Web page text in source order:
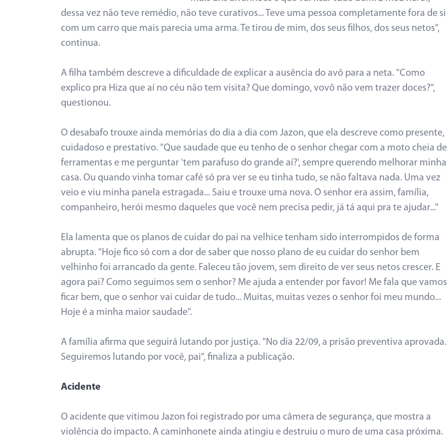
dessa vez não teve remédio, não teve curativos... Teve uma pessoa completamente fora de si
com um carro que mais parecia uma arma. Te tirou de mim, dos seus filhos, dos seus netos",
continua.
A filha também descreve a dificuldade de explicar a ausência do avô para a neta. "Como
explico pra Hiza que aí no céu não tem visita? Que domingo, vovô não vem trazer doces?",
questionou.
O desabafo trouxe ainda memórias do dia a dia com Jazon, que ela descreve como presente,
cuidadoso e prestativo. "Que saudade que eu tenho de o senhor chegar com a moto cheia de
ferramentas e me perguntar 'tem parafuso do grande aí?', sempre querendo melhorar minha
casa. Ou quando vinha tomar café só pra ver se eu tinha tudo, se não faltava nada. Uma vez
veio e viu minha panela estragada... Saiu e trouxe uma nova. O senhor era assim, família,
companheiro, herói mesmo daqueles que você nem precisa pedir, já tá aqui pra te ajudar..."
Ela lamenta que os planos de cuidar do pai na velhice tenham sido interrompidos de forma
abrupta. "Hoje fico só com a dor de saber que nosso plano de eu cuidar do senhor bem
velhinho foi arrancado da gente. Faleceu tão jovem, sem direito de ver seus netos crescer. E
agora pai? Como seguimos sem o senhor? Me ajuda a entender por favor! Me fala que vamos
ficar bem, que o senhor vai cuidar de tudo... Muitas, muitas vezes o senhor foi meu mundo...
Hoje é a minha maior saudade".
A família afirma que seguirá lutando por justiça. "No dia 22/09, a prisão preventiva aprovada.
Seguiremos lutando por você, pai", finaliza a publicação.
Acidente
O acidente que vitimou Jazon foi registrado por uma câmera de segurança, que mostra a
violência do impacto. A caminhonete ainda atingiu e destruiu o muro de uma casa próxima.